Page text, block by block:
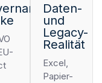
Daten-
und
Legacy-
Realität
Excel,
Papier-